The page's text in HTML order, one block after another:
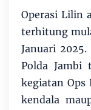
Operasi Lilin
terhitung
Januari
Polda Jambi
kegiatan
kendala